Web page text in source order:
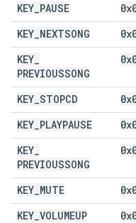
KEY PAUSE
KEY NEXTSONG
KEY
PREVIOUSSONG
KEY STOPCD
KEY PLAYPAUSE
KEY
PREVIOUSSONG
KEY MUTE
KEY VOLUMEUP